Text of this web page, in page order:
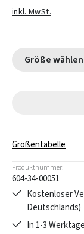
inkl. MwSt.
Größe wählen
Größentabelle
Produktnummer:
604-34-00051
Kostenloser
Deutschlands)
In 1-3